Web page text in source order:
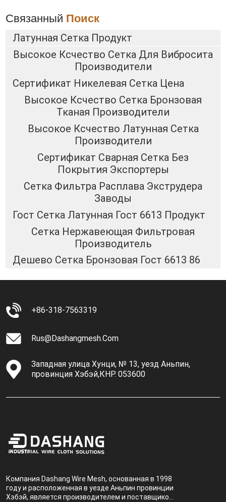
Связанный Поиск
Латунная Сетка Продукт
Высокое Ксчество Сетка Для Вибросита
Производители
Сертификат Никелевая Сетка Цена
Высокое Ксчество Сетка Бронзовая
Тканая Производители
Высокое Ксчество Латунная Сетка
Производители
Сертификат Сварная Сетка Без
Покрытия Экспортеры
Сетка Фильтра Расплава Экструдера
Заводы
Гост Сетка Латунная Гост 6613 Продукт
Сетка Нержавеющая Фильтровая
Производитель
Дешево Сетка Бронзовая Гост 6613 86
+86-318-7563319
Rus@dashangmesh.com
Западная улица Хунци, № 13, уезд Аньпин,
провинция Хэбэй,КНР. 053600
Компания Dashang Wire Mesh, основанная в 1998
году и расположенная в уезде Аньпин провинции
Хэбэй, является производителем и поставщиком,